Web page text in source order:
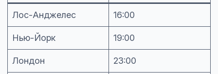
Лос-Анджелес 16:00
Нью-Йорк 19:00
Лондон 23:00